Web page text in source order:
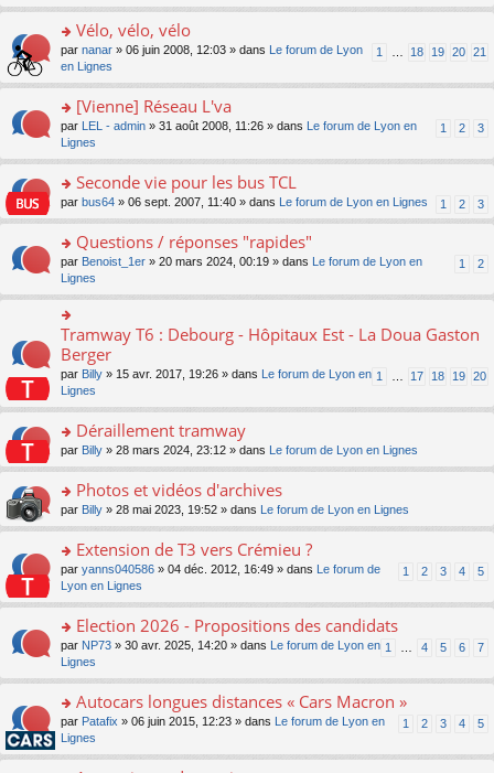
ré
c
e
nt
lu
pl
u
s
ré
c
e
nt
n
o
n
lu
pl
u
s
ré
c
e
s
s
g
o
n
lu
le
u
s
ré
c
e
nt
er
le
m
e
s
a
g
e
n
o
n
pl
u
s
ré
c
e
nt
o
n
s
er
le
m
e
s
s
e
n
o
n
lu
le
pl
u
s
ré
c
e
nt
Vélo, vélo, vélo
1 18 19 20 21
par nanar » 06 juin 2008, 12:03 » dans
Le forum de Lyon
en Lignes
o
s
er
le
m
e
s
s
g
n
o
n
lu
le
u
s
ré
c
e
[Vienne] Réseau L'va
1 2 3
par LEL - admin » 31 août 2008, 11:26 » dans
Le forum de Lyon en
Lignes
o
n
ult
er
le
m
e
s
g
o
n
lu
pl
u
s
ré
c
e
Seconde vie pour les bus TCL
1 2 3
par bus64 » 06 sept. 2007, 11:40 » dans Le forum de Lyon en Lignes
o
s
ult
er
le
m
e
s
s
a
e
o
n
lu
pl
u
s
ré
c
e
nt
Questions / réponses "rapides"
1 2
par Benoist_1er » 20 mars 2024, 00:19 » dans
Le forum de Lyon en
Lignes
o
n
ult
er
le
m
e
s
a
g
e
n
o
n
pl
u
s
ré
c
nt
Tramway T6 : Debourg - Hôpitaux Est - La Doua Gaston
Berger
1 17 18 19 20
par Billy » 15 avr. 2017, 19:26 » dans
Le forum de Lyon en
Lignes
o
n
ult
er
le
m
e
s
g
e
n
o
n
le
Déraillement tramway
par Billy » 28 mars 2024, 23:12 » dans Le forum de Lyon en Lignes
o
n
ult
er
le
m
e
s
s
e
n
o
n
Photos et vidéos d'archives
par Billy » 28 mai 2023, 19:52 » dans Le forum de Lyon en Lignes
o
s
er
le
m
e
s
s
a
Extension de T3 vers Crémieu ?
1 2 3 4 5
par yanns040586 » 04 déc. 2012, 16:49 » dans
Le forum de
Lyon en Lignes
o
s
er
le
m
e
Election 2026 - Propositions des candidats
1 4 5 6 7
par NP73 » 30 avr. 2025, 14:20 » dans
Le forum de Lyon en
Lignes
o
s
Autocars longues distances « Cars Macron »
1 2 3 4 5
par Patafix » 06 juin 2015, 12:23 » dans
Le forum de Lyon en
Lignes